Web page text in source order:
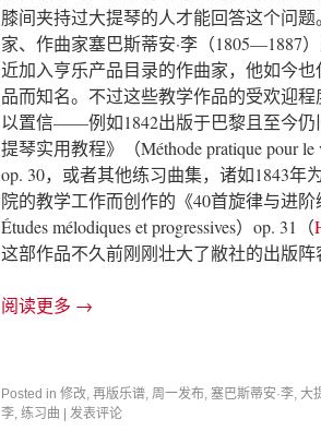
膝间夹持过大提琴的人才能回答这个问
家、作曲家塞巴斯蒂安·李（1805—1887
近加入亨乐产品目录的作曲家，他如今
品而知名。不过这些教学作品的受欢迎
以置信——例如1842出版于巴黎且至今仍
提琴实用教程》（Méthode pratique pour le
op. 30，或者其他练习曲集，诸如1843年
院的教学工作而创作的《40首旋律与进阶
Études mélodiques et progressives）op. 31（
这部作品不久前刚刚壮大了敝社的出版阵
阅读更多 →
Posted in 修改, 再版乐谱, 周一发布, 塞巴斯蒂安·李, 大
李, 练习曲 发表评论